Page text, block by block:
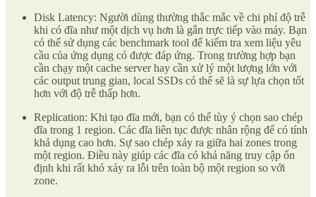
Disk Latency: Người dùng thường thắc mắc về chi phí độ trễ
khi có đĩa như một dịch vụ hơn là gắn trực tiếp vào máy. Bạn
có thể sử dụng các benchmark tool để kiểm tra xem liệu yêu
cầu của ứng dụng có được đáp ứng. Trong trường hợp bạn
cần chạy một cache server hay cần xử lý một lượng lớn với
các output trung gian, local SSDs có thể sẽ là sự lựa chọn tốt
hơn với độ trễ thấp hơn.
Replication: Khi tạo đĩa mới, bạn có thể tùy ý chọn sao chép
đĩa trong 1 region. Các đĩa liên tục được nhân rộng để có tính
khả dụng cao hơn. Sự sao chép xảy ra giữa hai zones trong
một region. Điều này giúp các đĩa có khả năng truy cập ổn
định khi rất khó xảy ra lỗi trên toàn bộ một region so với
zone.